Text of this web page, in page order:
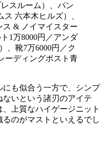
スルーム）、パン
ス 六本木ヒルズ）、
ス & ノイマイスター
1万8000円／アンダ
、靴7万6000円／ク
ーディングポスト青
も似合う一方で、シンプ
いという諸刃のアイテ
上質なハイゲージニット
のがマストといえるでし